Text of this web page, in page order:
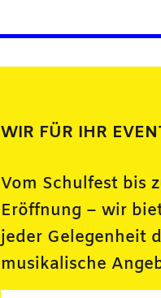
WIR FÜR IHR
Vom Schulfest bis
Eröffnung – wir
jeder Gelegenheit
musikalische